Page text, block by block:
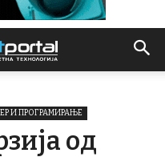
И ПРОГРАМИРАЊЕ
од